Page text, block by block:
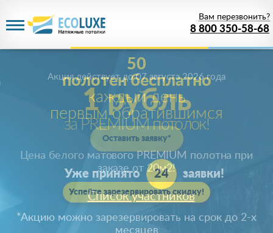
8 800 350-58-68
Вам перезвонить?
1 рубль
за PREMIUM потолок!
Акция действуетдо 07 августа 2026 года
Цена белого матового PREMIUM полотна при
заказе от 20м2!
Успейте зарезервировать скидку!